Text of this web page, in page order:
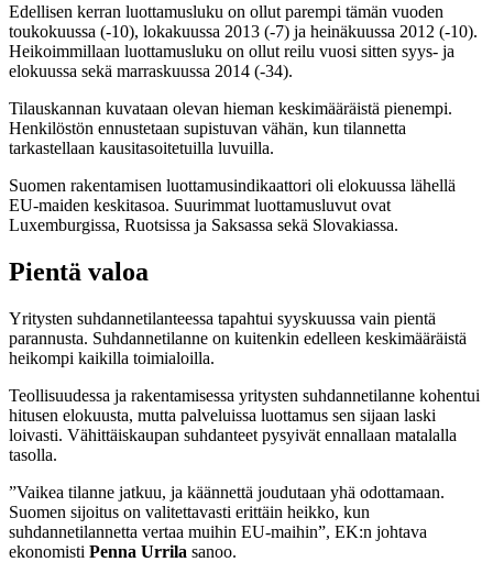
Edellisen kerran luottamusluku on ollut parempi tämän vuoden
toukokuussa (-10), lokakuussa 2013 (-7) ja heinäkuussa 2012 (-10).
Heikoimmillaan luottamusluku on ollut reilu vuosi sitten syys- ja
elokuussa sekä marraskuussa 2014 (-34).
Tilauskannan kuvataan olevan hieman keskimääräistä pienempi.
Henkilöstön ennustetaan supistuvan vähän, kun tilannetta
tarkastellaan kausitasoitetuilla luvuilla.
Suomen rakentamisen luottamusindikaattori oli elokuussa lähellä
EU-maiden keskitasoa. Suurimmat luottamusluvut ovat
Luxemburgissa, Ruotsissa ja Saksassa sekä Slovakiassa.
Pientä valoa
Yritysten suhdannetilanteessa tapahtui syyskuussa vain pientä
parannusta. Suhdannetilanne on kuitenkin edelleen keskimääräistä
heikompi kaikilla toimialoilla.
Teollisuudessa ja rakentamisessa yritysten suhdannetilanne kohentui
hitusen elokuusta, mutta palveluissa luottamus sen sijaan laski
loivasti. Vähittäiskaupan suhdanteet pysyivät ennallaan matalalla
tasolla.
”Vaikea tilanne jatkuu, ja käännettä joudutaan yhä odottamaan.
Suomen sijoitus on valitettavasti erittäin heikko, kun
suhdannetilannetta vertaa muihin EU-maihin”, EK:n johtava
ekonomisti Penna Urrila sanoo.